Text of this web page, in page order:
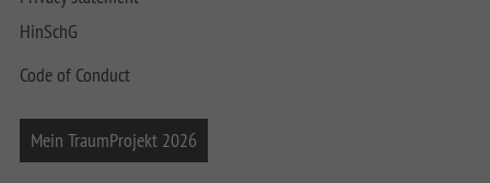
HinSchG
Code of Conduct
Mein TraumProjekt 2026